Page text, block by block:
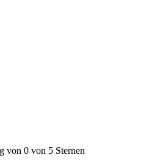
von 0 von 5 Sternen